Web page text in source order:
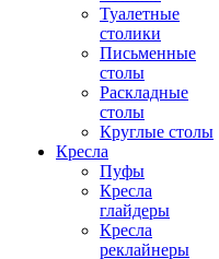
Туалетные
столики
Письменные
столы
Раскладные
столы
Круглые столы
Кресла
Пуфы
Кресла
глайдеры
Кресла
реклайнеры